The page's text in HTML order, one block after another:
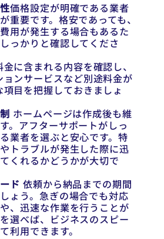
価格設定が明確である業者
重要です。格安であっても、
用が発生する場合もあるた
っかりと確認してくださ
に含まれる内容を確認し、
ョンサービスなど別途料金が
項目を把握しておきましょ
ホームページは作成後も維
。アフターサポートがしっ
業者を選ぶと安心です。特
トラブルが発生した際に迅
くれるかどうかが大切で
ド 依頼から納品までの期間
ょう。急ぎの場合でも対応
、迅速な作業を行うことが
選べば、ビジネスのスピー
利用できます。